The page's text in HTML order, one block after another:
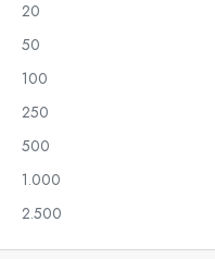
20
50
100
250
500
1.000
2.500